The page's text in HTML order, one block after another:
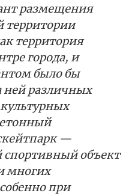
размещения
территории
территория
города, и
было бы
различных
—
спортивный объект
многих
при